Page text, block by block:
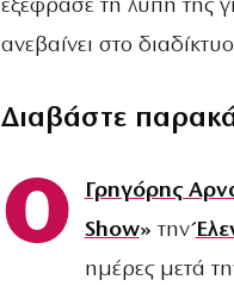
εξέφρασε τη λύπη της
ανεβαίνει στο
Διαβάστε
Ο Γρηγόρης
Show» την
ημέρες μετά